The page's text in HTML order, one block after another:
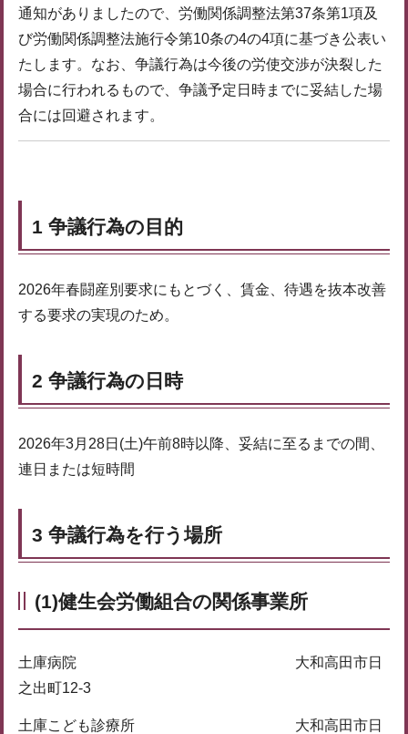
通知がありましたので、労働関係調整法第37条第1項及
び労働関係調整法施行令第10条の4の4項に基づき公表い
たします。なお、争議行為は今後の労使交渉が決裂した
場合に行われるもので、争議予定日時までに妥結した場
合には回避されます。
1 争議行為の目的
2026年春闘産別要求にもとづく、賃金、待遇を抜本改善
する要求の実現のため。
2 争議行為の日時
2026年3月28日(土)午前8時以降、妥結に至るまでの間、
連日または短時間
3 争議行為を行う場所
(1)健生会労働組合の関係事業所
土庫病院 大和高田市日
之出町12-3
土庫こども診療所 大和高田市日